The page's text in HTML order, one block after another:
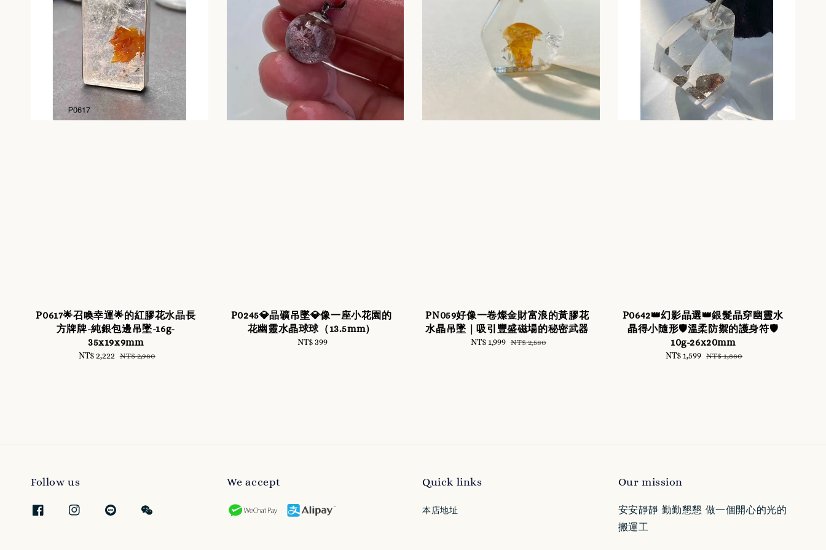
P0617🌟召喚幸運🌟的紅膠花水晶長
方牌牌-純銀包邊吊墜-16g-
35x19x9mm
Sale
NT$ 2,222 Regular
NT$ 2,980
P0245💎晶礦吊墜💎像一座小花園的
花幽靈水晶球球（13.5mm）
Regular
NT$ 399
PN059好像一卷燦金財富浪的黃膠花
水晶吊墜｜吸引豐盛磁場的秘密武器
Sale
NT$ 1,999 Regular
NT$ 2,580
P0642👑幻影晶選👑銀髮晶穿幽靈水
晶得小隨形🛡️溫柔防禦的護身符🛡️
10g-26x20mm
Sale
NT$ 1,599 Regular
NT$ 1,880
Follow us We accept Quick links
本店地址
Our mission
安安靜靜 勤勤懇懇 做一個開心的光的
搬運工